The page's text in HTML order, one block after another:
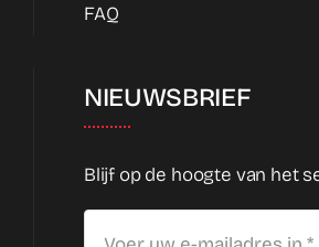
FAQ
NIEUWSBRIEF
Blijf op de hoogte van het